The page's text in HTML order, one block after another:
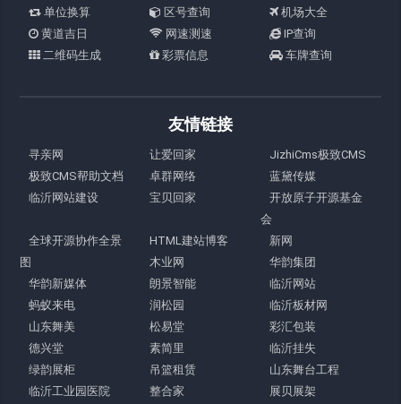
单位换算
区号查询
机场大全
黄道吉日
网速测速
IP查询
二维码生成
彩票信息 车牌查询
友情链接
寻亲网 让爱回家
JizhiCms极致CMS
极致CMS帮助文档
卓群网络
蓝黛传媒
临沂网站建设
宝贝回家
开放原子开源基金
会
全球开源协作全景
图
HTML建站博客
新网
木业网
华韵集团
华韵新媒体
朗景智能
临沂网站
蚂蚁来电
润松园
临沂板材网
山东舞美
松易堂
彩汇包装
德兴堂
素简里
临沂挂失
绿韵展柜
吊篮租赁
山东舞台工程
临沂工业园医院
整合家
展贝展架